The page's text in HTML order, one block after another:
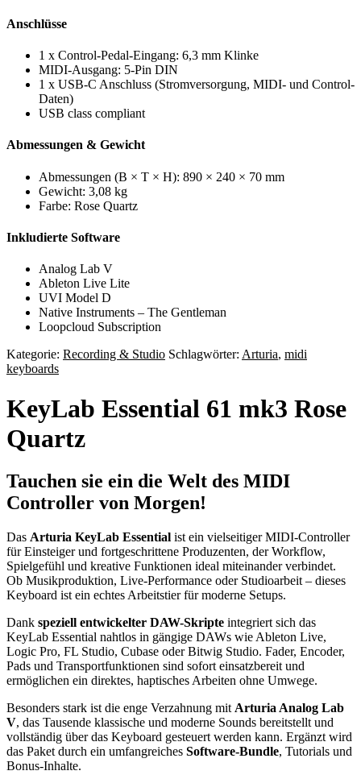
Anschlüsse
1 x Control-Pedal-Eingang: 6,3 mm Klinke
MIDI-Ausgang: 5-Pin DIN
1 x USB-C Anschluss (Stromversorgung, MIDI- und Control-
Daten)
USB class compliant
Abmessungen & Gewicht
Abmessungen (B × T × H): 890 × 240 × 70 mm
Gewicht: 3,08 kg
Farbe: Rose Quartz
Inkludierte Software
Analog Lab V
Ableton Live Lite
UVI Model D
Native Instruments – The Gentleman
Loopcloud Subscription
Kategorie: Recording & Studio Schlagwörter: Arturia, midi
keyboards
KeyLab Essential 61 mk3 Rose
Quartz
Tauchen sie ein die Welt des MIDI
Controller von Morgen!
Das Arturia KeyLab Essential ist ein vielseitiger MIDI-Controller
für Einsteiger und fortgeschrittene Produzenten, der Workflow,
Spielgefühl und kreative Funktionen ideal miteinander verbindet.
Ob Musikproduktion, Live-Performance oder Studioarbeit – dieses
Keyboard ist ein echtes Arbeitstier für moderne Setups.
Dank speziell entwickelter DAW-Skripte integriert sich das
KeyLab Essential nahtlos in gängige DAWs wie Ableton Live,
Logic Pro, FL Studio, Cubase oder Bitwig Studio. Fader, Encoder,
Pads und Transportfunktionen sind sofort einsatzbereit und
ermöglichen ein direktes, haptisches Arbeiten ohne Umwege.
Besonders stark ist die enge Verzahnung mit Arturia Analog Lab
V, das Tausende klassische und moderne Sounds bereitstellt und
vollständig über das Keyboard gesteuert werden kann. Ergänzt wird
das Paket durch ein umfangreiches Software-Bundle, Tutorials und
Bonus-Inhalte.